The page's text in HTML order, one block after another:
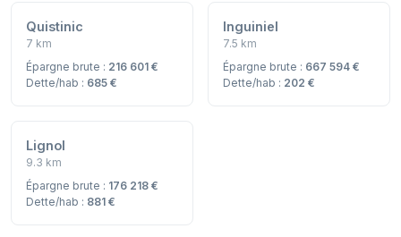
Quistinic
7 km
Épargne brute : 216 601 €
Dette/hab : 685 €
Inguiniel
7.5 km
Épargne brute : 667 594 €
Dette/hab : 202 €
Lignol
9.3 km
Épargne brute : 176 218 €
Dette/hab : 881 €